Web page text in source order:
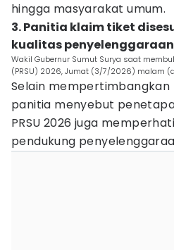
hingga masyarakat umum.
3. Panitia klaim tiket
kualitas penyelenggaraan
Wakil Gubernur Sumut Surya saat
(PRSU) 2026, Jumat (3/7/2026) malam
Selain
panitia menyebut
PRSU 2026 juga
pendukung